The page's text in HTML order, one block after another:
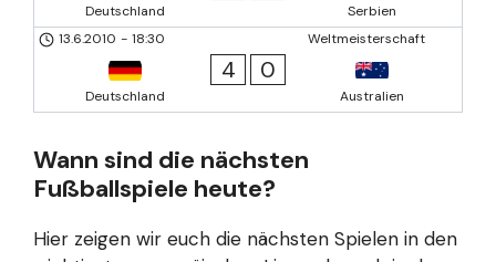
Deutschland
Serbien
Weltmeisterschaft
13.6.2010 - 18:30
Deutschland
4 0
Australien
Wann sind die nächsten
Fußballspiele heute?
Hier zeigen wir euch die nächsten Spielen in den